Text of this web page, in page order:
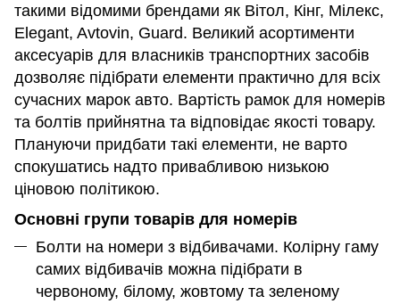
такими відомими брендами як Вітол, Кінг, Мілекс,
Elegant, Avtovin, Guard. Великий асортименти
аксесуарів для власників транспортних засобів
дозволяє підібрати елементи практично для всіх
сучасних марок авто. Вартість рамок для номерів
та болтів прийнятна та відповідає якості товару.
Плануючи придбати такі елементи, не варто
спокушатись надто привабливою низькою
ціновою політикою.
Основні групи товарів для номерів
Болти на номери з відбивачами. Колірну гаму
самих відбивачів можна підібрати в
червоному, білому, жовтому та зеленому